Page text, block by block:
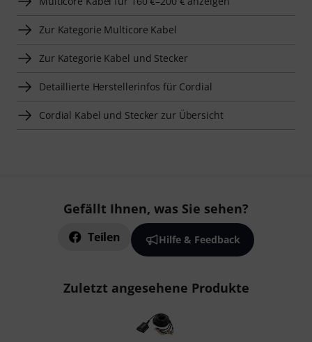
Zur Kategorie Multicore Kabel
Zur Kategorie Kabel und Stecker
Detaillierte Herstellerinfos für Cordial
Cordial Kabel und Stecker zur Übersicht
Gefällt Ihnen, was Sie sehen?
Teilen Hilfe & Feedback
Zuletzt angesehene Produkte